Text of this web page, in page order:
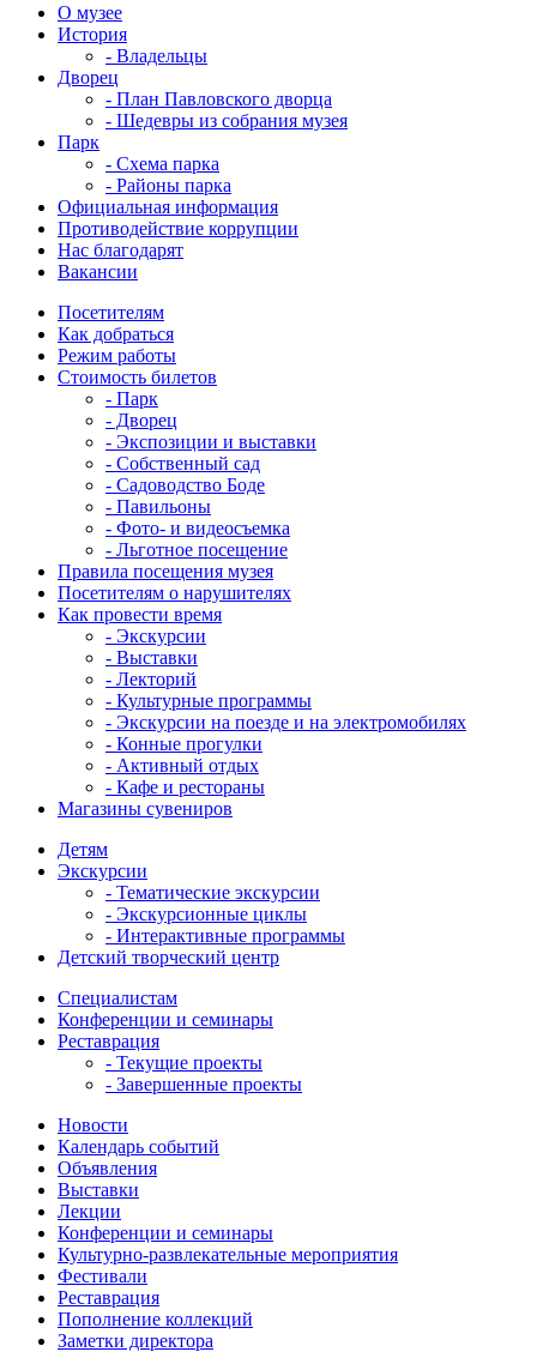
О музее
История
- Владельцы
Дворец
- План Павловского дворца
- Шедевры из собрания музея
Парк
- Схема парка
- Районы парка
Официальная информация
Противодействие коррупции
Нас благодарят
Вакансии
Посетителям
Как добраться
Режим работы
Стоимость билетов
- Парк
- Дворец
- Экспозиции и выставки
- Собственный сад
- Садоводство Боде
- Павильоны
- Фото- и видеосъемка
- Льготное посещение
Правила посещения музея
Посетителям о нарушителях
Как провести время
- Экскурсии
- Выставки
- Лекторий
- Культурные программы
- Экскурсии на поезде и на электромобилях
- Конные прогулки
- Активный отдых
- Кафе и рестораны
Магазины сувениров
Детям
Экскурсии
- Тематические экскурсии
- Экскурсионные циклы
- Интерактивные программы
Детский творческий центр
Специалистам
Конференции и семинары
Реставрация
- Текущие проекты
- Завершенные проекты
Новости
Календарь событий
Объявления
Выставки
Лекции
Конференции и семинары
Культурно-развлекательные мероприятия
Фестивали
Реставрация
Пополнение коллекций
Заметки директора